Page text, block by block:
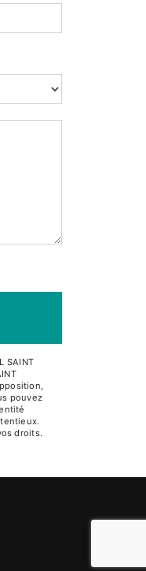
SAINT
pouvez
droits.